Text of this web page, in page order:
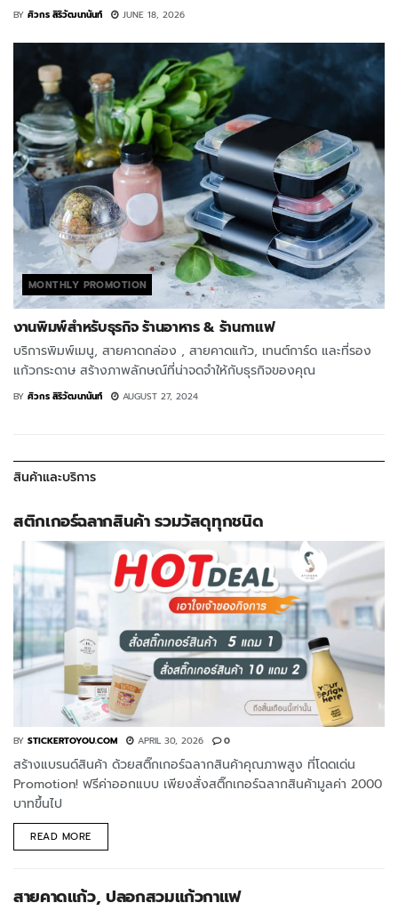
BY ศิวกร สิริวัฒนานันท์ JUNE 18, 2026
MONTHLY PROMOTION
งานพิมพ์สำหรับธุรกิจ ร้านอาหาร & ร้านกาแฟ
บริการพิมพ์เมนู, สายคาดกล่อง , สายคาดแก้ว, เทนต์การ์ด และที่รอง
แก้วกระดาษ สร้างภาพลักษณ์ที่น่าจดจำให้กับธุรกิจของคุณ
BY ศิวกร สิริวัฒนานันท์ AUGUST 27, 2024
สินค้าและบริการ
สติกเกอร์ฉลากสินค้า รวมวัสดุทุกชนิด
BY STICKERTOYOU.COM APRIL 30, 2026 0
สร้างแบรนด์สินค้า ด้วยสติ๊กเกอร์ฉลากสินค้าคุณภาพสูง ที่โดดเด่น
Promotion! ฟรีค่าออกแบบ เพียงสั่งสติ๊กเกอร์ฉลากสินค้ามูลค่า 2000
บาทขึ้นไป
READ MORE
สายคาดแก้ว, ปลอกสวมแก้วกาแฟ